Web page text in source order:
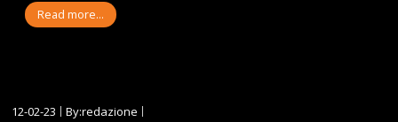
Read more...
12-02-23
By:redazione